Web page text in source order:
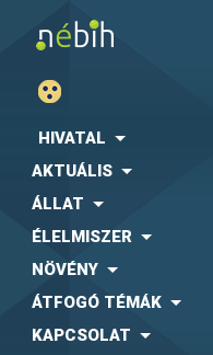
HIVATAL
AKTUÁLIS
ÁLLAT
ÉLELMISZER
NÖVÉNY
ÁTFOGÓ TÉMÁK
KAPCSOLAT